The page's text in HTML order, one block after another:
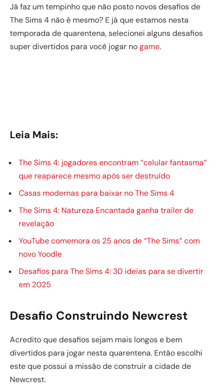
Já faz um tempinho que não posto novos desafios de
The Sims 4 não é mesmo? E já que estamos nesta
temporada de quarentena, selecionei alguns desafios
super divertidos para você jogar nogame.
Leia Mais:
The Sims 4: jogadores encontram “celular fantasma”
que reaparece mesmo após ser destruído
Casas modernas para baixar no The Sims 4
The Sims 4: Natureza Encantada ganha trailer de
revelação
YouTube comemora os 25 anos de “The Sims” com
novo Yoodle
Desafios para The Sims 4: 30 ideias para se divertir
em 2025
Desafio Construindo Newcrest
Acredito que desafios sejam mais longos e bem
divertidos para jogar nesta quarentena. Então escolhi
este que possui a missão de construir a cidade de
Newcrest.